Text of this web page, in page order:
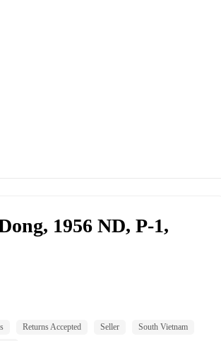
1956 ND, P-1,
Returns Accepted Seller South Vietnam